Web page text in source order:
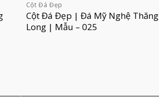
Cột Đá Đẹp
Cột Đá Đẹp | Đá Mỹ Nghệ Thăng
Long | Mẫu – 025